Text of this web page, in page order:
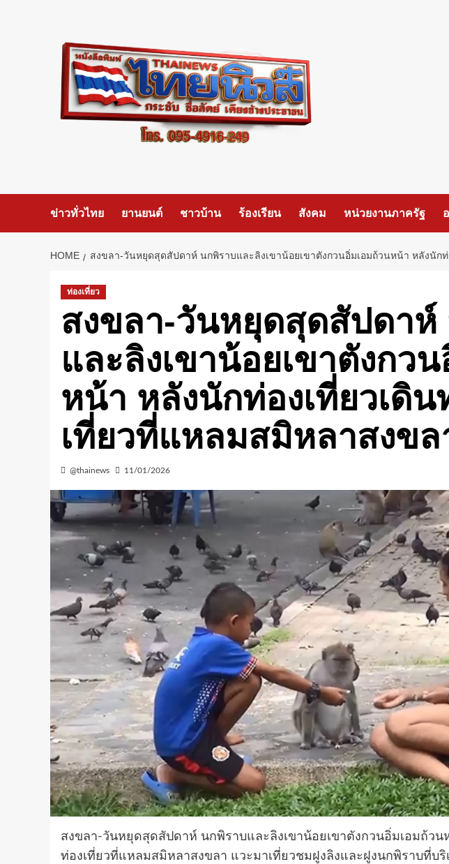
ข่าวทั่วไทย ยานยนต์ ชาวบ้าน ร้องเรียน สังคม หน่วยงานภาครัฐ
HOME สงขลา-วันหยุดสุดสัปดาห์ นกพิราบและลิงเขาน้อยเขาตังกวนอิ่มเอมถ้วนหน้า หลังนัก
ท่องเที่ยว
สงขลา-วันหยุดสุดสัปดาห์
และลิงเขาน้อยเขาตังกว
หน้า หลังนักท่องเที่ยวเดิน
เที่ยวที่แหลมสมิหลาสงขล
@thainews 11/01/2026
สงขลา-วันหยุดสุดสัปดาห์ นกพิราบและลิงเขาน้อยเขาตังกวนอิ่มเอมถ้วน
ท่องเที่ยวที่แหลมสมิหลาสงขลา แวะมาเที่ยวชมฝูงลิงและฝูงนกพิราบที่บริ